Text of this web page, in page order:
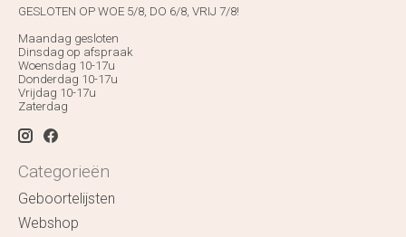
GESLOTEN OP WOE 5/8, DO 6/8, VRIJ 7/8!
Maandag gesloten
Dinsdag op afspraak
Woensdag 10-17u
Donderdag 10-17u
Vrijdag 10-17u
Zaterdag
Categorieën
Geboortelijsten
Webshop